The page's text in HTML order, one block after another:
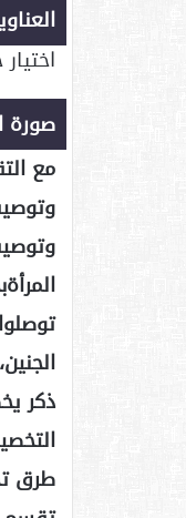
صورة
مع
التخصيب والعلوق
طرق